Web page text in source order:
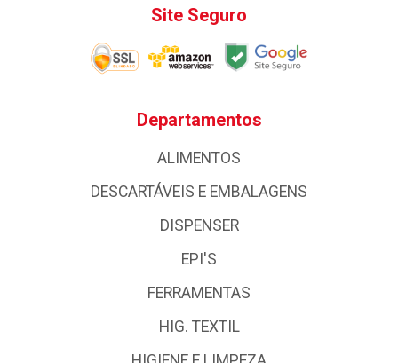
Site Seguro
Departamentos
ALIMENTOS
DESCARTÁVEIS E EMBALAGENS
DISPENSER
EPI'S
FERRAMENTAS
HIG. TEXTIL